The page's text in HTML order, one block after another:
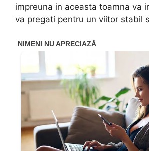
impreuna in aceasta toamna va
va pregati pentru un viitor stabil